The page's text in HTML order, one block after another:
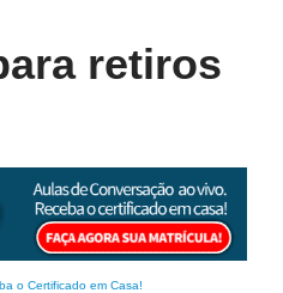
retiros
o Certificado em Casa!